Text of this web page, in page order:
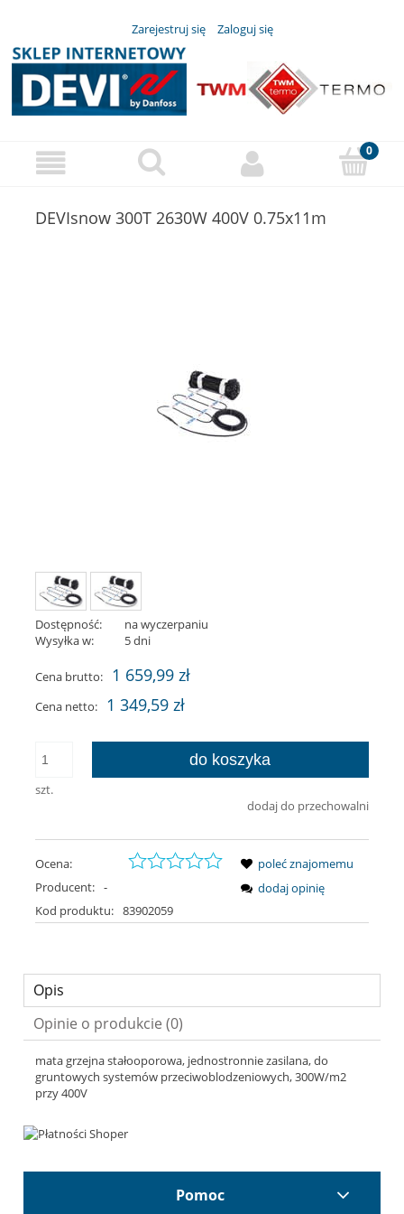
Zarejestruj się Zaloguj się
DEVIsnow 300T 2630W 400V 0.75x11m
Dostępność:
na wyczerpaniu
Wysyłka w:
5 dni
Cena brutto: 1 659,99 zł
Cena netto: 1 349,59 zł
szt.
do koszyka
dodaj do przechowalni
Ocena:
Producent: -
Kod produktu: 83902059
poleć znajomemu
dodaj opinię
Opis
Opinie o produkcie (0)
mata grzejna stałooporowa, jednostronnie zasilana, do
gruntowych systemów przeciwoblodzeniowych, 300W/m2
przy 400V
Pomoc